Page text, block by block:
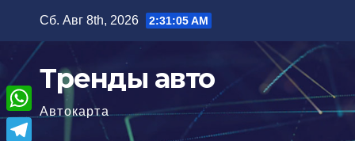
содержимому
Сб. Авг 8th, 2026 2:31:06 AM
Тренды авто
Автокарта
W